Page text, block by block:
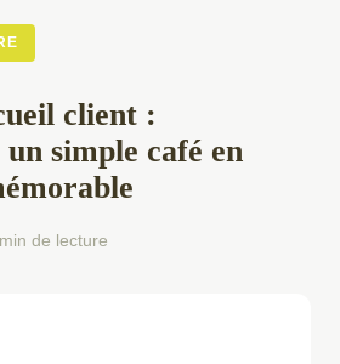
client :
simple café en
de lecture